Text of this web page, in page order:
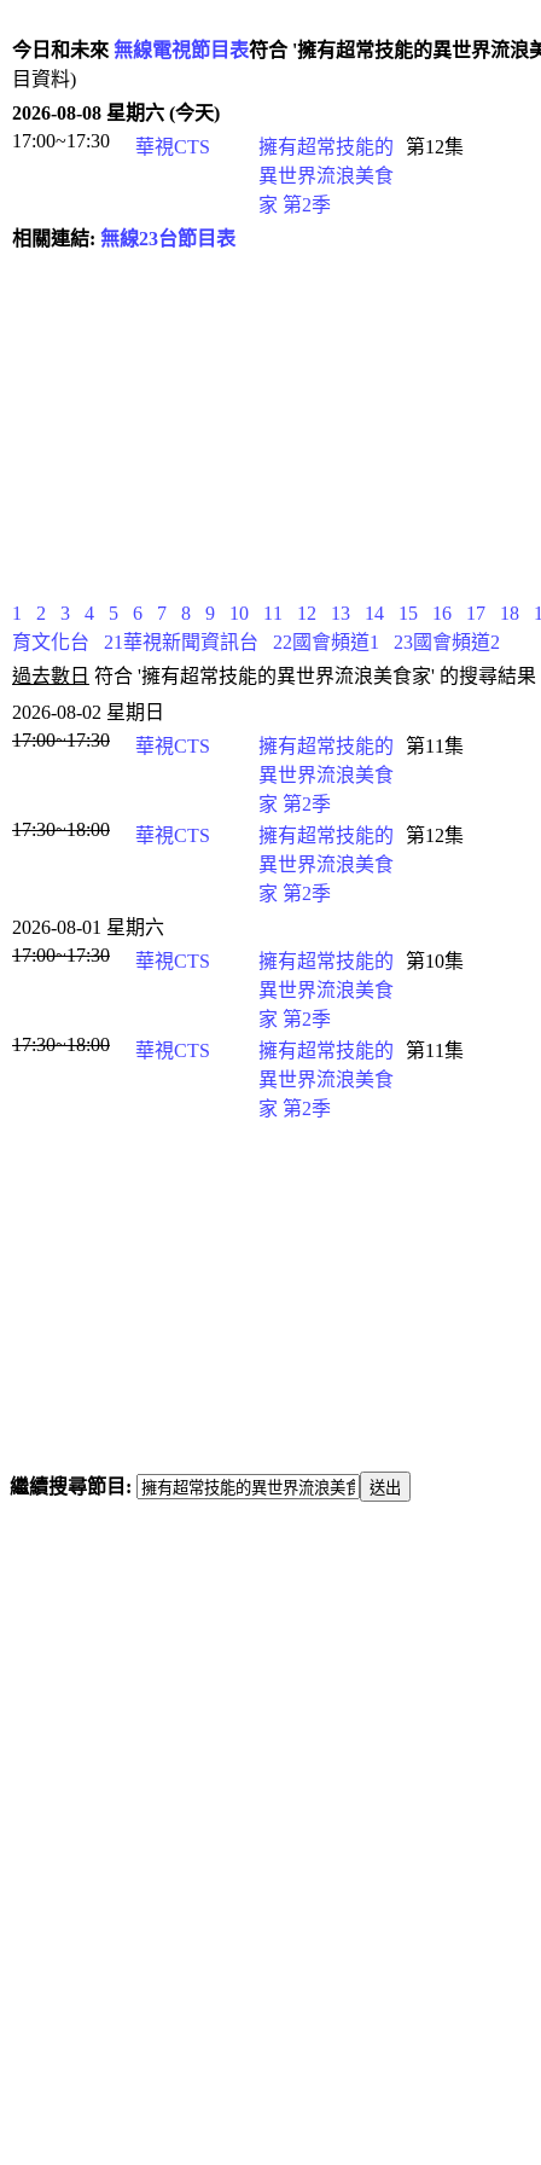
今日和未來 無線電視節目表符合 '擁有超常技能的異世界流浪
目資料)
2026-08-08 星期六 (今天)
17:00~17:30
華視CTS
擁有超常技能的
異世界流浪美食
家 第2季
第12集
相關連結: 無線23台節目表
1 2 3 4 5 6 7 8 9 10 11 12 13 14 15 16 17 18
育文化台
21華視新聞資訊台 22國會頻道1
23國會頻道2
過去數日 符合 '擁有超常技能的異世界流浪美食家' 的搜尋結果
2026-08-02 星期日
17:00~17:30
華視CTS
擁有超常技能的
異世界流浪美食
家 第2季
第11集
17:30~18:00 華視CTS
擁有超常技能的
異世界流浪美食
家 第2季
第12集
2026-08-01 星期六
17:00~17:30
華視CTS
擁有超常技能的
異世界流浪美食
家 第2季
第10集
17:30~18:00 華視CTS
擁有超常技能的
異世界流浪美食
家 第2季
第11集
繼續搜尋節目: